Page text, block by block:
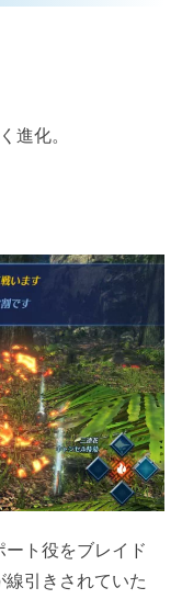
進化。
ト役をブレイド
引きされていた